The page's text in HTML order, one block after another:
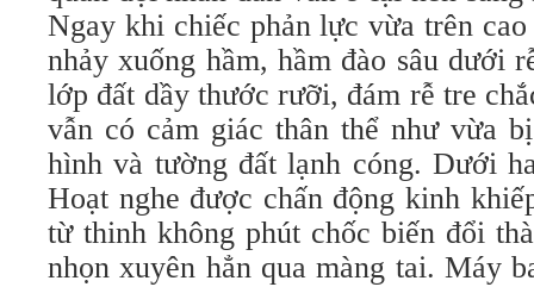
Ngay khi chiếc phản lực vừa trên
nhảy xuống hầm, hầm đào sâu dưới
lớp đất dầy thước rưỡi, đám rễ tre
vẫn có cảm giác thân thể như vừa
hình và tường đất lạnh cóng. Dưới
Hoạt nghe được chấn động kinh
từ thinh không phút chốc biến đổi
nhọn xuyên hẳn qua màng tai. Máy